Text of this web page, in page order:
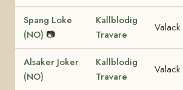
Spang Loke
(NO) 📷
Kallblodig
Travare
Valack
Alsaker Joker
(NO)
Kallblodig
Travare
Valack